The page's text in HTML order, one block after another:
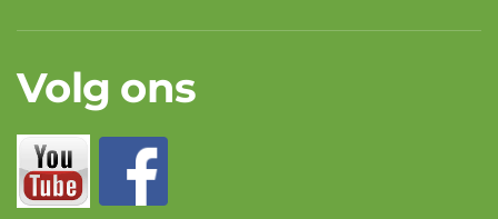
Volg ons